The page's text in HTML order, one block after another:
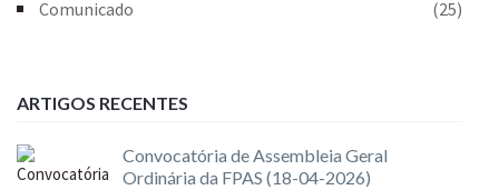
Comunicado
(25)
ARTIGOS RECENTES
Convocatória de Assembleia Geral
Ordinária da FPAS (18-04-2026)